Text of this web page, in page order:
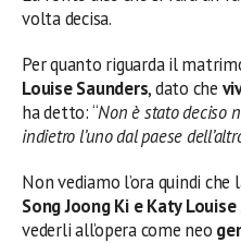
volta decisa.
Per quanto riguarda il
Louise Saunders, dato che
ha detto: “Non è stato deciso
indietro l’uno dal paese
Non vediamo l’ora quindi che
Song Joong Ki e Katy Louise
vederli all’opera come neo